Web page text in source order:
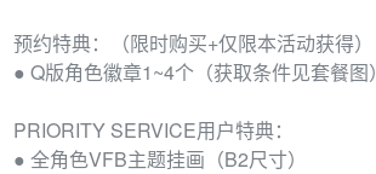
预约特典：（限时购买+仅限本活动获得）
● Q版角色徽章1~4个（获取条件见套餐图）
PRIORITY SERVICE用户特典：
● 全角色VFB主题挂画（B2尺寸）